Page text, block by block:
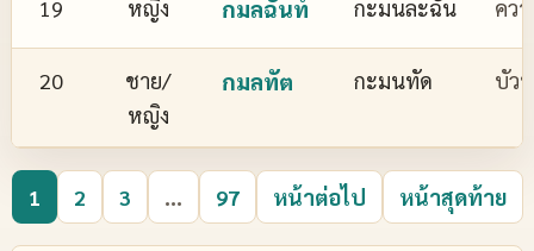
19 หญิง กมลฉันท์ กะมนละฉัน คว
20
ชาย/
หญิง
กมลทัต กะมนทัด บัว
1 2 3 ... 97 หน้าต่อไป หน้าสุดท้าย